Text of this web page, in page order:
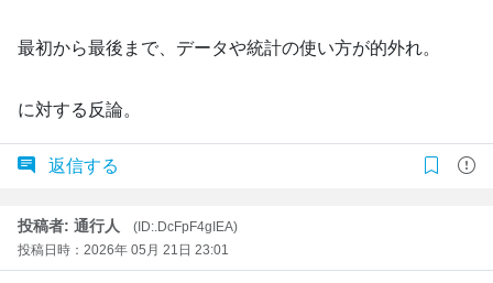
最初から最後まで、データや統計の使い方が的外れ。
に対する反論。
返信する
投稿者: 通行人
(ID:.DcFpF4gIEA)
投稿日時：2026年 05月 21日 23:01